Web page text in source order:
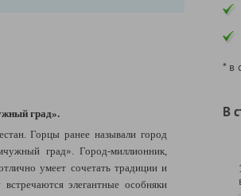
град».
Горцы ранее называли город
град». Город-миллионник,
умеет сочетать традиции и
элегантные особняки
* в
В